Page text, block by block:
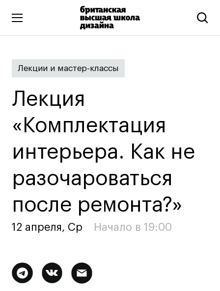
Искусство и дизайн
Бизнес и маркетинг
Все программы
Дополнительное образование
Иллюстрация
Современное искусство
Мода и стиль
Ювелирный дизайн
Промышленный и предметный дизайн
Лекции и мастер-классы
Лекция
«Комплектация
интерьера. Как не
разочароваться
после ремонта?»
12 апреля, Ср Начало в 19:00
Дополнительная